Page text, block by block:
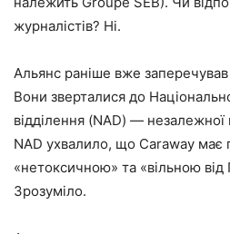
журналістів? Ні.
Альянс раніше вже заперечував
Вони зверталися до
відділення (NAD) — незалежної
NAD ухвалило, що Caraway має
«нетоксичною» та «вільною
Зрозуміло.